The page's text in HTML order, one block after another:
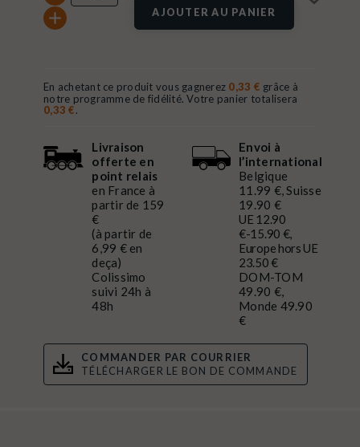
AJOUTER AU PANIER
En achetant ce produit vous gagnerez 0,33 € grâce à
notre programme de fidélité. Votre panier totalisera
0,33 €.
Livraison
offerte en
point relais
en France à
partir de 159
€
(à partir de
6,99 € en
deça)
Colissimo
suivi 24h à
48h
Envoi à
l’international
Belgique
11.99 €, Suisse
19.90 €
UE 12.90
€-15.90 €,
Europe hors UE
23.50 €
DOM-TOM
49.90 €,
Monde 49.90
€
COMMANDER PAR COURRIER
TÉLÉCHARGER LE BON DE COMMANDE